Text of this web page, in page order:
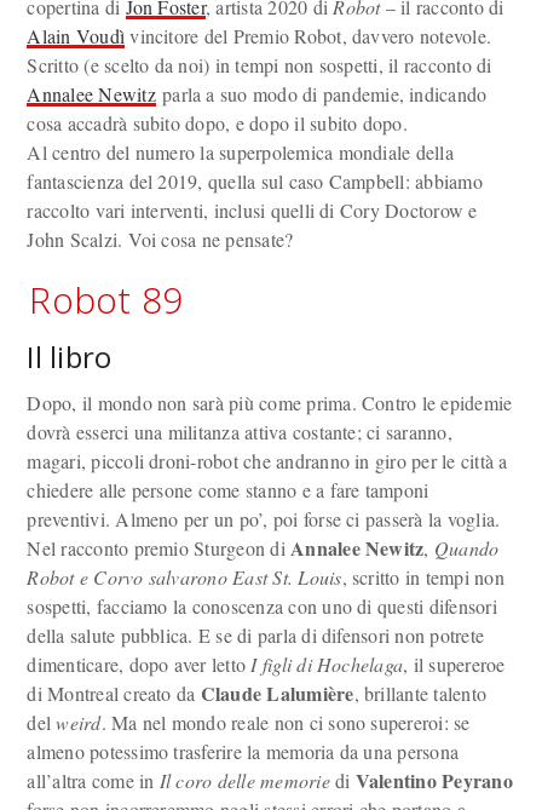
copertina di Jon Foster, artista 2020 di Robot– il racconto di
Alain Voudì vincitore del Premio Robot, davvero notevole.
Scritto (e scelto da noi) in tempi non sospetti, il racconto di
Annalee Newitzparla a suo modo di pandemie, indicando
cosa accadrà subito dopo, e dopo il subito dopo.
Al centro del numero la superpolemica mondiale della
fantascienza del 2019, quella sul caso Campbell: abbiamo
raccolto vari interventi, inclusi quelli di Cory Doctorow e
John Scalzi. Voi cosa ne pensate?
Robot 89
Il libro
Dopo, il mondo non sarà più come prima. Contro le epidemie
dovrà esserci una militanza attiva costante; ci saranno,
magari, piccoli droni-robot che andranno in giro per le città a
chiedere alle persone come stanno e a fare tamponi
preventivi. Almeno per un po’, poi forse ci passerà la voglia.
Nel racconto premio Sturgeon di Annalee Newitz, Quando
Robot e Corvo salvarono East St. Louis, scritto in tempi non
sospetti, facciamo la conoscenza con uno di questi difensori
della salute pubblica. E se di parla di difensori non potrete
dimenticare, dopo aver letto I figli di Hochelaga, il supereroe
di Montreal creato da Claude Lalumière, brillante talento
delweird. Ma nel mondo reale non ci sono supereroi: se
almeno potessimo trasferire la memoria da una persona
all’altra come in Il coro delle memoriedi Valentino Peyrano